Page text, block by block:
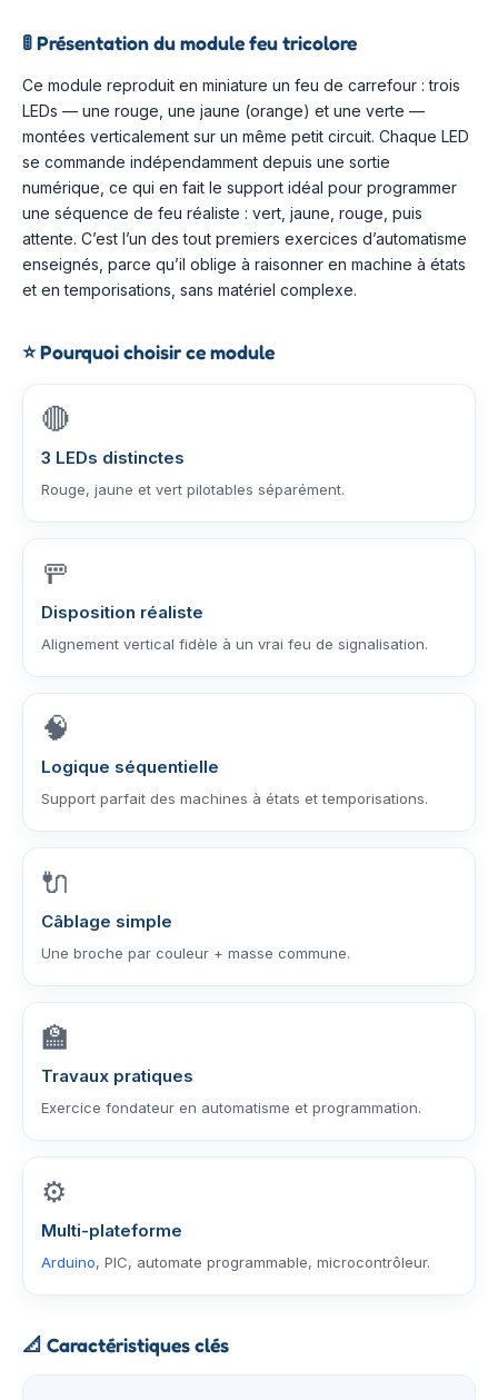
🚦Présentation du module feu tricolore
Ce module reproduit en miniature un feu de carrefour : trois
LEDs — une rouge, une jaune (orange) et une verte —
montées verticalement sur un même petit circuit. Chaque LED
se commande indépendamment depuis une sortie
numérique, ce qui en fait le support idéal pour programmer
une séquence de feu réaliste : vert, jaune, rouge, puis
attente. C’est l’un des tout premiers exercices d’automatisme
enseignés, parce qu’il oblige à raisonner en machine à états
et en temporisations, sans matériel complexe.
⭐Pourquoi choisir ce module
🔴
3 LEDs distinctes
Rouge, jaune et vert pilotables séparément.
🚥
Disposition réaliste
Alignement vertical fidèle à un vrai feu de signalisation.
🧠
Logique séquentielle
Support parfait des machines à états et temporisations.
🔌
Câblage simple
Une broche par couleur + masse commune.
🏫
Travaux pratiques
Exercice fondateur en automatisme et programmation.
⚙️
Multi-plateforme
Arduino, PIC, automate programmable, microcontrôleur.
📐 Caractéristiques clés